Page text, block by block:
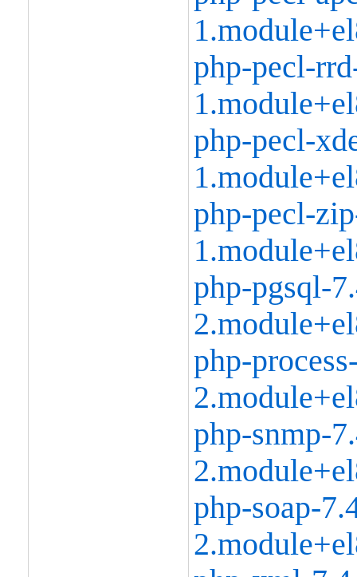
php-pecl-
php-pecl-
php-pecl-
php-pgsql-
php-
php-snmp-
php-soap-